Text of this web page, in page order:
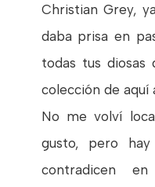
Christian Grey,
daba prisa en
todas tus diosas
colección de aquí
No me volví
gusto, pero
contradicen